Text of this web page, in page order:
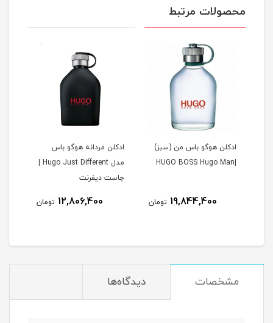
محصولات مرتبط
ادکلن هوگو باس من (سبز)
19,844,400 تومان
ادکلن مردانه هوگو باس
جاست دیفرنت
12,806,400 تومان
مشخصات دیدگاه‌ها